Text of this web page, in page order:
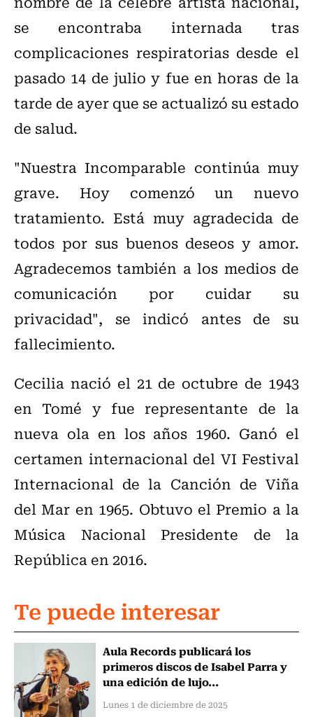
se encontraba internada tras
complicaciones respiratorias desde el
pasado 14 de julio y fue en horas de la
tarde de ayer que se actualizó su estado
de salud.
"Nuestra Incomparable continúa muy
grave. Hoy comenzó un nuevo
tratamiento. Está muy agradecida de
todos por sus buenos deseos y amor.
Agradecemos también a los medios de
comunicación por cuidar su
privacidad", se indicó antes de su
fallecimiento.
Cecilia nació el 21 de octubre de 1943
en Tomé y fue representante de la
nueva ola en los años 1960. Ganó el
certamen internacional del VI Festival
Internacional de la Canción de Viña
del Mar en 1965. Obtuvo el Premio a la
Música Nacional Presidente de la
República en 2016.
Te puede interesar
Aula Records publicará los
primeros discos de Isabel Parra y
una edición de lujo...
Lunes 1 de diciembre de 2025